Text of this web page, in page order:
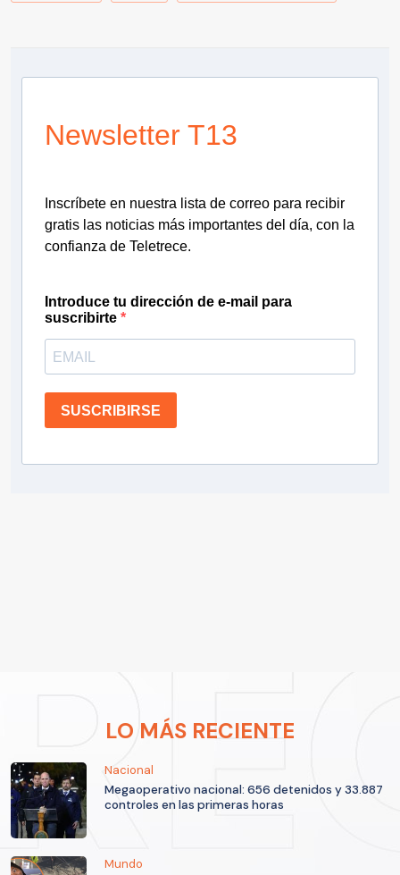
Newsletter T13
Inscríbete en nuestra lista de correo para recibir
gratis las noticias más importantes del día, con la
confianza de Teletrece.
Introduce tu dirección de e-mail para
suscribirte
SUSCRIBIRSE
LO MÁS RECIENTE
Nacional
Megaoperativo nacional: 656 detenidos y 33.887
controles en las primeras horas
Mundo